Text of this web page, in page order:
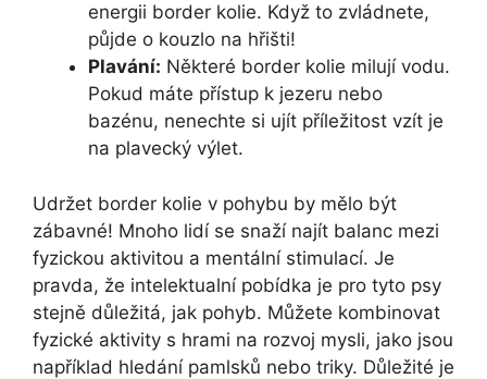
energii border kolie. Když to zvládnete,
půjde o kouzlo na hřišti!
Plavání: Některé border kolie milují vodu.
Pokud máte přístup k jezeru nebo
bazénu, nenechte si ujít příležitost vzít je
na plavecký výlet.
Udržet border kolie v pohybu by mělo být
zábavné! Mnoho lidí se snaží najít balanc mezi
fyzickou aktivitou a mentální stimulací. Je
pravda, že intelektualní pobídka je pro tyto psy
stejně důležitá, jak pohyb. Můžete kombinovat
fyzické aktivity s hrami na rozvoj mysli, jako jsou
například hledání pamlsků nebo triky. Důležité je